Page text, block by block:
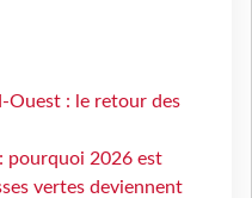
Ouest : le retour des
pourquoi 2026 est
vertes deviennent